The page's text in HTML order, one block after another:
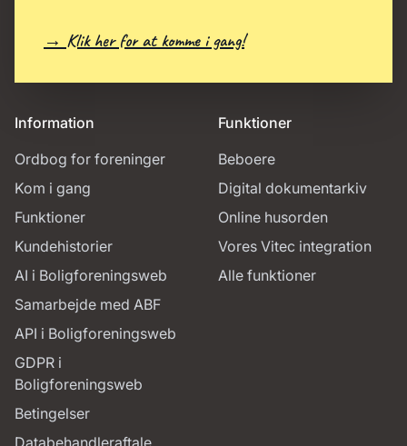
Information
Ordbog for foreninger
Kom i gang
Funktioner
Kundehistorier
AI i Boligforeningsweb
Samarbejde med ABF
API i Boligforeningsweb
GDPR i
Boligforeningsweb
Betingelser
Funktioner
Beboere
Digital dokumentarkiv
Online husorden
Vores Vitec integration
Alle funktioner
→ Klik her for at komme i gang!